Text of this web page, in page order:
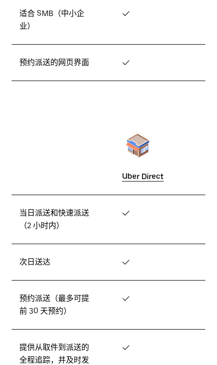
适合 SMB（中小企
业）
✓
预约派送的网页界面 ✓
Uber Direct
当日派送和快速派送
（2 小时内）
✓
次日送达 ✓
预约派送（最多可提
前 30 天预约）
✓
提供从取件到派送的
全程追踪，并及时发
✓